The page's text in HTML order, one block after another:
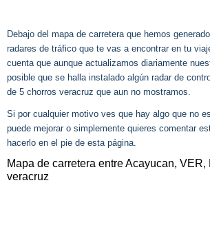
Debajo del mapa de carretera que hemos
radares de tráfico que te vas a encontrar en tu
cuenta que aunque actualizamos diariamente
posible que se halla instalado algún radar de
de 5 chorros veracruz que aun no mostramos.
Si por cualquier motivo ves que hay algo que no
puede mejorar o simplemente quieres comentar
hacerlo en el pie de esta página.
Mapa de carretera entre Acayucan,
veracruz